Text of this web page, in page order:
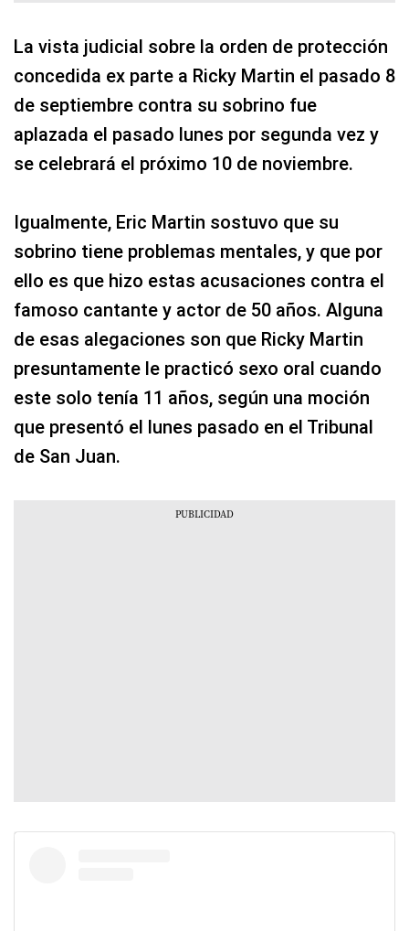
La vista judicial sobre la orden de protección
concedida ex parte a Ricky Martin el pasado 8
de septiembre contra su sobrino fue
aplazada el pasado lunes por segunda vez y
se celebrará el próximo 10 de noviembre.
Igualmente, Eric Martin sostuvo que su
sobrino tiene problemas mentales, y que por
ello es que hizo estas acusaciones contra el
famoso cantante y actor de 50 años. Alguna
de esas alegaciones son que Ricky Martin
presuntamente le practicó sexo oral cuando
este solo tenía 11 años, según una moción
que presentó el lunes pasado en el Tribunal
de San Juan.